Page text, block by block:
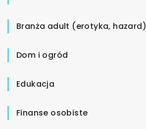
Branża adult (erotyka, hazard)
Dom i ogród
Edukacja
Finanse osobiste